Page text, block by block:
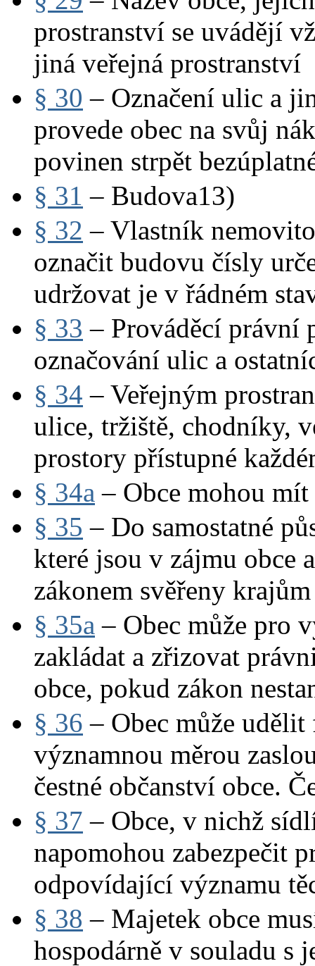
prostranství se uvádějí
jiná veřejná prostranství
§ 30 – Označení ulic a
provede obec na svůj
povinen strpět
§ 31 – Budova13)
§ 32 – Vlastník
označit budovu čísly
udržovat je v řádném
§ 33 – Prováděcí právní
označování ulic a
§ 34 – Veřejným
ulice, tržiště, chodníky,
prostory přístupné
§ 34a – Obce mohou
§ 35 – Do samostatné
které jsou v zájmu obce
zákonem svěřeny krajům
§ 35a – Obec může pro
zakládat a zřizovat
obce, pokud zákon
§ 36 – Obec může
významnou měrou
čestné občanství obce.
§ 37 – Obce, v nichž
napomohou zabezpečit
odpovídající významu
§ 38 – Majetek obce
hospodárně v souladu s